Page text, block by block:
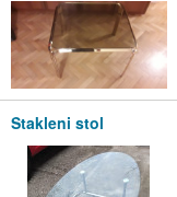
Stakleni stol